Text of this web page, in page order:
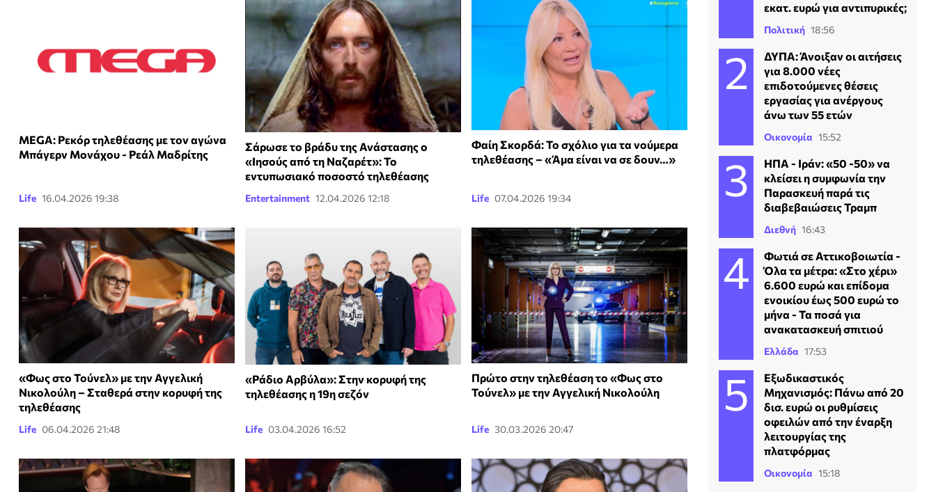
MEGA: Ρεκόρ τηλεθέασης με τον αγώνα
Μπάγερν Μονάχου - Ρεάλ Μαδρίτης
Life 16.04.2026 19:38
Σάρωσε το βράδυ της Ανάστασης ο
«Ιησούς από τη Ναζαρέτ»: Το
εντυπωσιακό ποσοστό τηλεθέασης
Entertainment 12.04.2026 12:18
Φαίη Σκορδά: Το σχόλιο για τα νούμερα
τηλεθέασης – «Άμα είναι να σε δουν…»
Life 07.04.2026 19:34
«Φως στο Τούνελ» με την Αγγελική
Νικολούλη – Σταθερά στην κορυφή της
τηλεθέασης
Life 06.04.2026 21:48
«Ράδιο Αρβύλα»: Στην κορυφή της
τηλεθέασης η 19η σεζόν
Life 03.04.2026 16:52
Πρώτο στην τηλεθέαση το «Φως στο
Τούνελ» με την Αγγελική Νικολούλη
Life 30.03.2026 20:47
εκατ. ευρώ για αντιπυρικές;
Πολιτική 18:56
ΔΥΠΑ: Άνοιξαν οι αιτήσεις
για 8.000 νέες
επιδοτούμενες θέσεις
εργασίας για ανέργους
άνω των 55 ετών
Οικονομία 15:52
ΗΠΑ - Ιράν: «50 -50» να
κλείσει η συμφωνία την
Παρασκευή παρά τις
διαβεβαιώσεις Τραμπ
Διεθνή 16:43
Φωτιά σε Αττικοβοιωτία -
Όλα τα μέτρα: «Στο χέρι»
6.600 ευρώ και επίδομα
ενοικίου έως 500 ευρώ το
μήνα - Τα ποσά για
ανακατασκευή σπιτιού
Ελλάδα 17:53
Εξωδικαστικός
Μηχανισμός: Πάνω από 20
δισ. ευρώ οι ρυθμίσεις
οφειλών από την έναρξη
λειτουργίας της
πλατφόρμας
Οικονομία 15:18